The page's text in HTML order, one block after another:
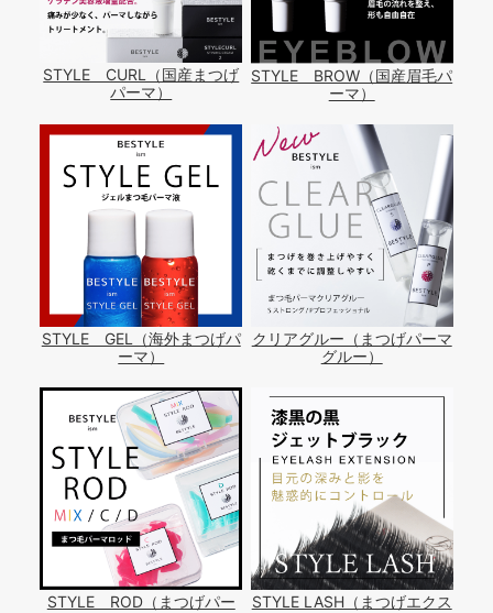
STYLE CURL（国産まつげ
パーマ）
STYLE BROW（国産眉毛パ
ーマ）
STYLE GEL（海外まつげパ
ーマ）
クリアグルー（まつげパーマ
グルー）
STYLE ROD（まつげパー
STYLE LASH（まつげエクス